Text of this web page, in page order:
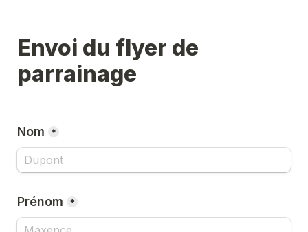
Envoi du flyer de
parrainage
Nom *
Prénom *